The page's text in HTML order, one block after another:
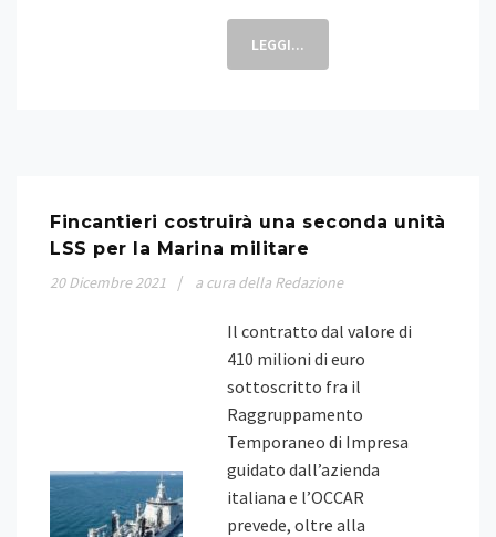
LEGGI...
Fincantieri costruirà una seconda unità
LSS per la Marina militare
20 Dicembre 2021 a cura della Redazione
Il contratto dal valore di
410 milioni di euro
sottoscritto fra il
Raggruppamento
Temporaneo di Impresa
guidato dall’azienda
italiana e l’OCCAR
prevede, oltre alla